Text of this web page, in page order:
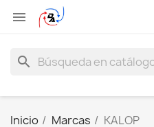

search
Inicio Marcas KALOP